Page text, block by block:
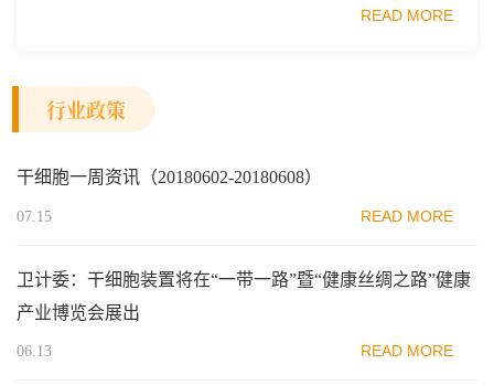
范区生物医药行业协会、瑞士日内瓦长寿科学...
READ MORE
行业政策
干细胞一周资讯（20180602-20180608）
07.15 READ MORE
卫计委：干细胞装置将在“一带一路”暨“健康丝绸之路”健康
产业博览会展出
06.13 READ MORE